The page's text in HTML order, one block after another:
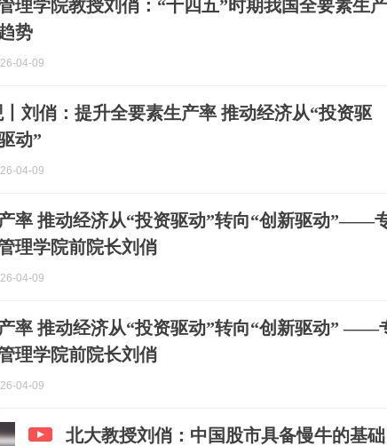
理学院教授刘俏：“十四五”时期我国全要素生
势
04-09
丨刘俏：提升全要素生产率 推动经济从“投资驱
动”
04-09
率 推动经济从“投资驱动”转向“创新驱动”——
理学院前院长刘俏
04-09
率 推动经济从“投资驱动”转向“创新驱动” ——
理学院前院长刘俏
04-09
北大教授刘俏：中国股市具备慢牛的基础